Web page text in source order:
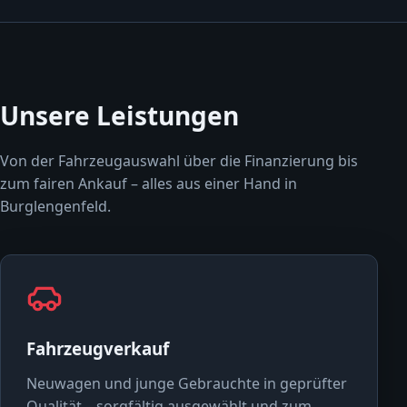
Unsere Leistungen
Von der Fahrzeugauswahl über die Finanzierung bis
zum fairen Ankauf – alles aus einer Hand in
Burglengenfeld.
Fahrzeugverkauf
Neuwagen und junge Gebrauchte in geprüfter